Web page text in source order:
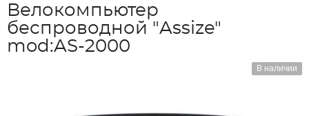
Велокомпьютер
беспроводной "Assize"
mod:AS-2000
В наличии